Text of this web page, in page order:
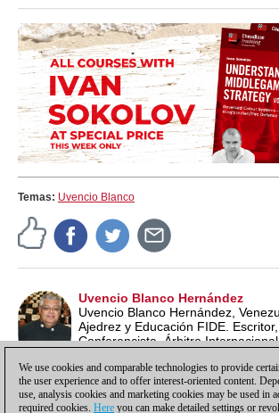
Temas: Uvencio Blanco
Uvencio Blanco Hernández
Uvencio Blanco Hernández,
Ajedrez y Educación FIDE.
Conferencista, Árbitro
Lead School Instructor FIDE.
We use cookies and comparable technologies to provide
the user experience and to offer interest-oriented content.
use, analysis cookies and marketing cookies may be used in
required cookies. Here you can make detailed settings or